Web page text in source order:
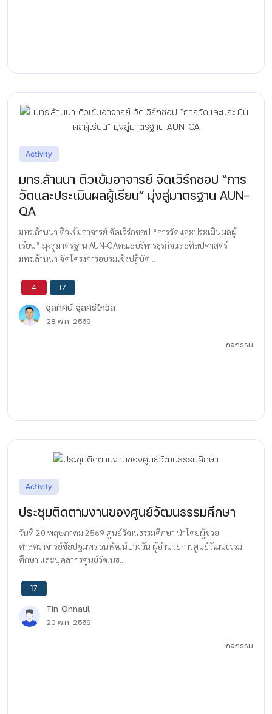
Activity
มทร.ล้านนา ติวเข้มอาจารย์ จัดเวิร์กชอป “การ
วัดและประเมินผลผู้เรียน” มุ่งสู่มาตรฐาน AUN-
QA
มทร.ล้านนา ติวเข้มอาจารย์ จัดเวิร์กชอป “การวัดและประเมินผลผู้
เรียน” มุ่งสู่มาตรฐาน AUN-QAคณะบริหารธุรกิจและศิลปศาสตร์
มทร.ล้านนา จัดโครงการอบรมเชิงปฏิบัต...
4 17
จุลทัศน์ จุลศรีไกวัล
28 พ.ค. 2569
กิจกรรม
Activity
ประชุมติดตามงานของศูนย์วัฒนธรรมศึกษา
วันที่ 20 พฤษภาคม 2569 ศูนย์วัฒนธรรมศึกษา นำโดยผู้ช่วย
ศาสตราจารย์ชัยปฐมพร ธนพัฒน์ปวงวัน ผู้อำนวยการศูนย์วัฒนธรรม
ศึกษา และบุคลากรศูนย์วัฒนธ...
17
Tin Onnaul
20 พ.ค. 2569
กิจกรรม